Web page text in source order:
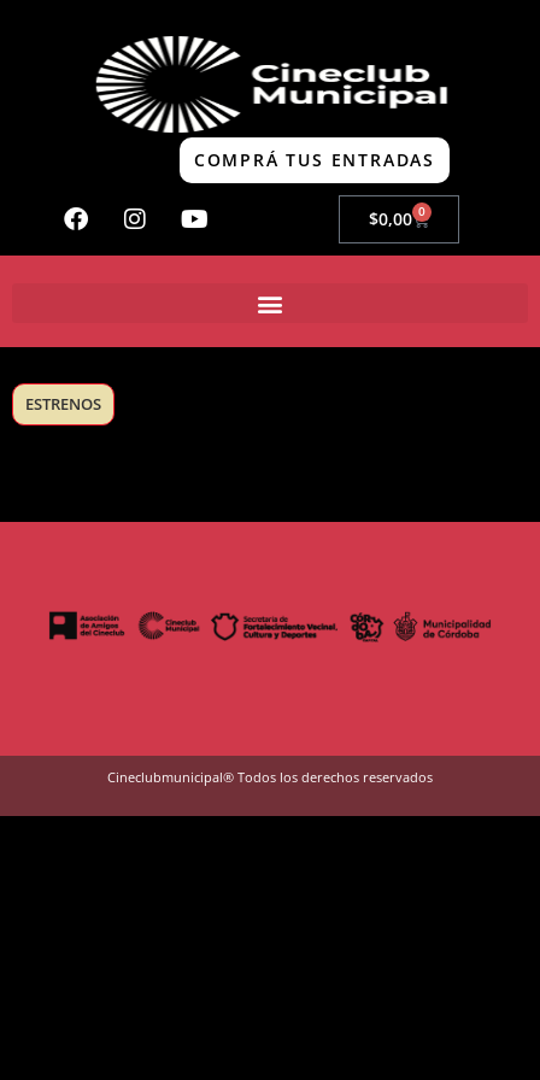
COMPRÁ TUS ENTRADAS
$0,00 0
ESTRENOS
Cineclubmunicipal® Todos los derechos reservados